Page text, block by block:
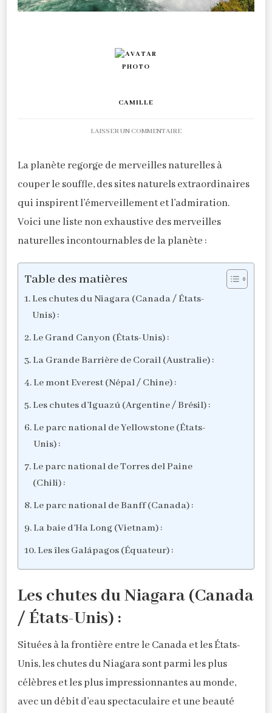
CAMILLE
LAISSER UN COMMENTAIRESUR
MERVEILLES
NATURELLES
MONDE
La planète regorge de merveilles naturelles à
couper le souffle, des sites naturels extraordinaires
qui inspirent l’émerveillement et l’admiration.
Voici une liste non exhaustive des merveilles
naturelles incontournables de la planète :
Table des matières
Les chutes du Niagara (Canada / États-
Unis) :
Le Grand Canyon (États-Unis) :
La Grande Barrière de Corail (Australie) :
Le mont Everest (Népal / Chine) :
Les chutes d’Iguazú (Argentine / Brésil) :
Le parc national de Yellowstone (États-
Unis) :
Le parc national de Torres del Paine
(Chili) :
Le parc national de Banff (Canada) :
La baie d’Ha Long (Vietnam) :
Les îles Galápagos (Équateur) :
Les chutes du Niagara (Canada
/ États-Unis) :
Situées à la frontière entre le Canada et les États-
Unis, les chutes du Niagara sont parmi les plus
célèbres et les plus impressionnantes au monde,
avec un débit d’eau spectaculaire et une beauté